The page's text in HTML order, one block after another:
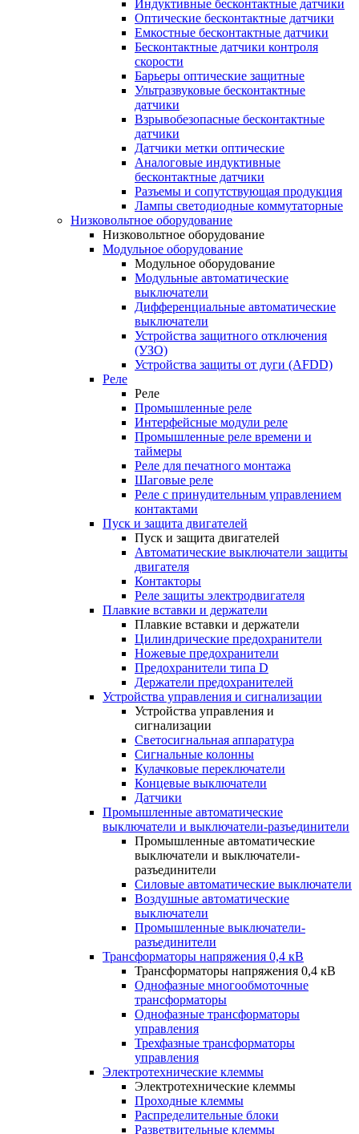
Индуктивные бесконтактные датчики
Оптические бесконтактные датчики
Емкостные бесконтактные датчики
Бесконтактные датчики контроля
скорости
Барьеры оптические защитные
Ультразвуковые бесконтактные
датчики
Взрывобезопасные бесконтактные
датчики
Датчики метки оптические
Аналоговые индуктивные
бесконтактные датчики
Разъемы и сопутствующая продукция
Лампы светодиодные коммутаторные
Низковольтное оборудование
Низковольтное оборудование
Модульное оборудование
Модульное оборудование
Модульные автоматические
выключатели
Дифференциальные автоматические
выключатели
Устройства защитного отключения
(УЗО)
Устройства защиты от дуги (AFDD)
Реле
Реле
Промышленные реле
Интерфейсные модули реле
Промышленные реле времени и
таймеры
Реле для печатного монтажа
Шаговые реле
Реле с принудительным управлением
контактами
Пуск и защита двигателей
Пуск и защита двигателей
Автоматические выключатели защиты
двигателя
Контакторы
Реле защиты электродвигателя
Плавкие вставки и держатели
Плавкие вставки и держатели
Цилиндрические предохранители
Ножевые предохранители
Предохранители типа D
Держатели предохранителей
Устройства управления и сигнализации
Устройства управления и
сигнализации
Светосигнальная аппаратура
Сигнальные колонны
Кулачковые переключатели
Концевые выключатели
Датчики
Промышленные автоматические
выключатели и выключатели-разъединители
Промышленные автоматические
выключатели и выключатели-
разъединители
Силовые автоматические выключатели
Воздушные автоматические
выключатели
Промышленные выключатели-
разъединители
Трансформаторы напряжения 0,4 кВ
Трансформаторы напряжения 0,4 кВ
Однофазные многообмоточные
трансформаторы
Однофазные трансформаторы
управления
Трехфазные трансформаторы
управления
Электротехнические клеммы
Электротехнические клеммы
Проходные клеммы
Распределительные блоки
Разветвительные клеммы